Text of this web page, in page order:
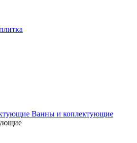
Ванны и коплектующие